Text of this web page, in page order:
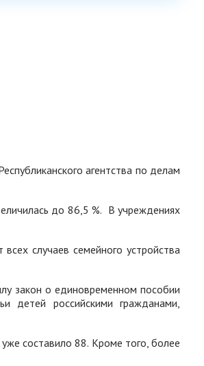
агентства по делам
до 86,5 %. В учреждениях
случаев семейного устройства
закон о единовременном пособии
детей российскими гражданами,
составило 88. Кроме того, более